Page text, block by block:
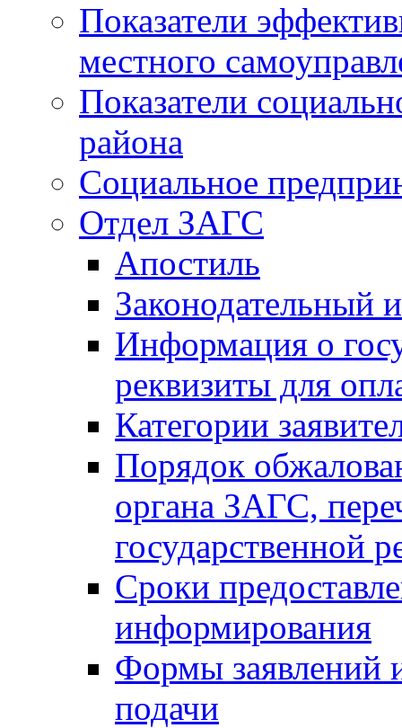
Показатели
местного
Показатели
района
Социальное
Отдел ЗАГС
Апостиль
Законодательный
Информация о
реквизиты для
Категории
Порядок
органа ЗАГС,
государственной
Сроки
информирования
Формы заявлений
подачи